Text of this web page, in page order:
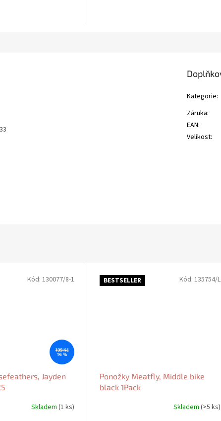
Kategorie:
Záruka:
EAN:
Velikost:
199 Kč
14 %
Jayden
Skladem (1 ks)
Kód: 130077/8-1 BESTSELLER
Ponožky Meatfly, Middle bike
black 1Pack
Skladem (>5 ks)
Kód: 135754/L